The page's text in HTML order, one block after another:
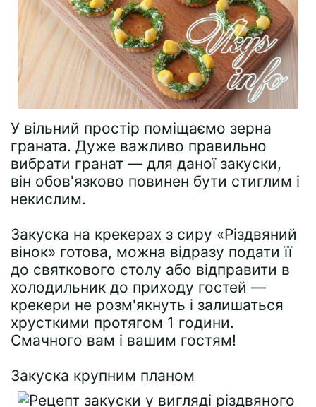
У вільний простір поміщаємо зерна
граната. Дуже важливо правильно
вибрати гранат — для даної закуски,
він обов'язково повинен бути стиглим і
некислим.
Закуска на крекерах з сиру «Різдвяний
вінок» готова, можна відразу подати її
до святкового столу або відправити в
холодильник до приходу гостей —
крекери не розм'якнуть і залишаться
хрусткими протягом 1 години.
Смачного вам і вашим гостям!
Закуска крупним планом